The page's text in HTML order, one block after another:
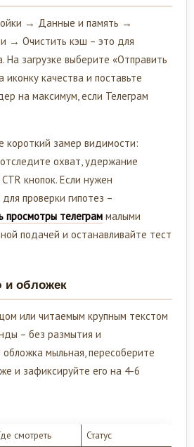
→ Данные и память →
→ Очистить кэш – это для
На загрузке выберите «Отправить
иконку качества и поставьте
на максимум, если Телеграм
короткий замер видимости:
охват, удержание
кнопок. Если нужен
проверки гипотез –
просмотры телеграм малыми
подачей и останавливайте тест
и обложек
или читаемым крупным текстом
– без размытия и
мыльная, пересоберите
и зафиксируйте его на 4-6
смотреть
Статус